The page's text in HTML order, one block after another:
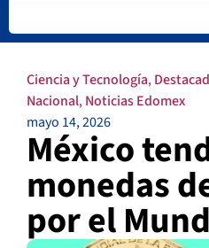
Ciencia y Tecnología,
Nacional,Noticias Edomex
mayo 14, 2026
México
monedas
por el